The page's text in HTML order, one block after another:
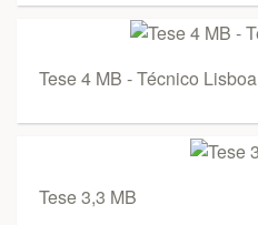
Tese 4 MB - Técnico Lisboa
Tese 3,3 MB